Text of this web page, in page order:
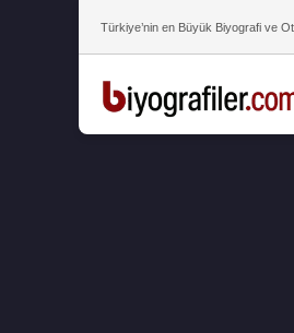
Türkiye’nin en Büyük Biyografi ve